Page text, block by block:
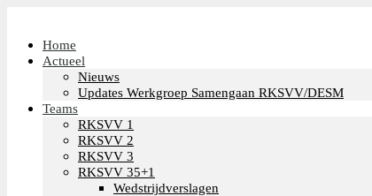
Home
Actueel
Nieuws
Updates Werkgroep Samengaan RKSVV/DESM
Teams
RKSVV 1
RKSVV 2
RKSVV 3
RKSVV 35+1
Wedstrijdverslagen